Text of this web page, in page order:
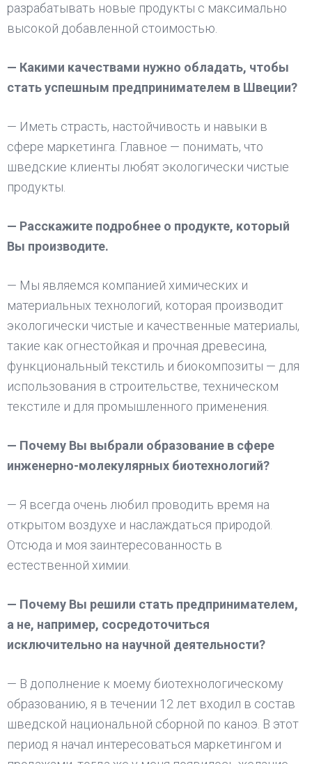
разрабатывать новые продукты с максимально
высокой добавленной стоимостью.
— Какими качествами нужно обладать, чтобы
стать успешным предпринимателем в Швеции?
— Иметь страсть, настойчивость и навыки в
сфере маркетинга. Главное — понимать, что
шведские клиенты любят экологически чистые
продукты.
— Расскажите подробнее о продукте, который
Вы производите.
— Мы являемся компанией химических и
материальных технологий, которая производит
экологически чистые и качественные материалы,
такие как огнестойкая и прочная древесина,
функциональный текстиль и биокомпозиты — для
использования в строительстве, техническом
текстиле и для промышленного применения.
— Почему Вы выбрали образование в сфере
инженерно-молекулярных биотехнологий?
— Я всегда очень любил проводить время на
открытом воздухе и наслаждаться природой.
Отсюда и моя заинтересованность в
естественной химии.
— Почему Вы решили стать предпринимателем,
а не, например, сосредоточиться
исключительно на научной деятельности?
— В дополнение к моему биотехнологическому
образованию, я в течении 12 лет входил в состав
шведской национальной сборной по каноэ. В этот
период я начал интересоваться маркетингом и